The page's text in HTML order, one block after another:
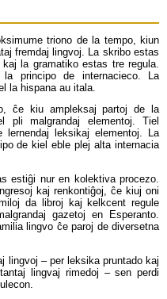
triono de la tempo, kiun
fremdaj lingvoj. La skribo estas
la gramatiko estas tre regula.
principo de internacieco. La
la hispana au itala.
ĉe kiu ampleksaj partoj de la
pli malgrandaj elementoj. Tiel
lernendaj leksikaj elementoj. La
de kiel eble plej alta internacia
estiĝi nur en kolektiva procezo.
kaj renkontiĝoj, ĉe kiuj oni
da libroj kaj kelkcent regule
gazetoj en Esperanto.
lingvo ĉe paroj de diversetna
lingvoj – per leksika pruntado kaj
lingvaj rimedoj – sen perdi